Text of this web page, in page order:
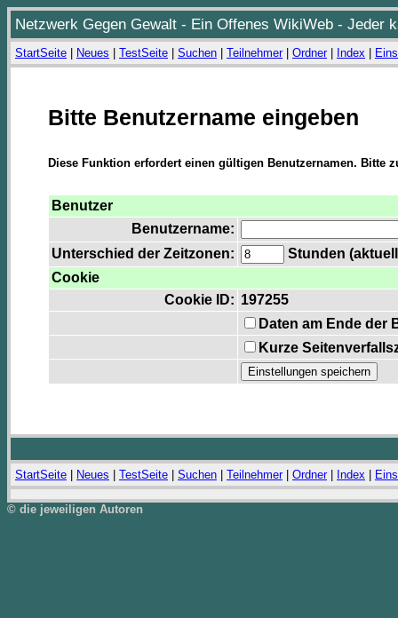
Netzwerk Gegen Gewalt - Ein Offenes WikiWeb - Jeder
StartSeite Neues TestSeite Suchen Teilnehmer| Ordner| Index
Bitte Benutzername eingeben
Diese Funktion erfordert einen gültigen Benutzernamen. Bitte
Benutzer
Benutzername:
Unterschied der Zeitzonen:
Stunden
Cookie
Cookie ID: 197255
Daten am Ende der
Kurze
StartSeite Neues TestSeite Suchen Teilnehmer| Ordner| Index
© die jeweiligen Autoren